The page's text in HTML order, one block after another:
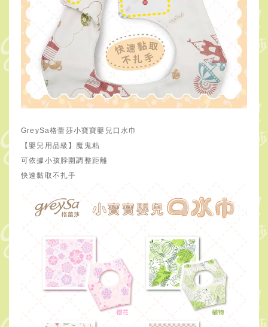
GreySa格蕾莎小寶寶嬰兒口水巾
【嬰兒用品級】魔鬼粘
可依據小孩脖圍調整距離
快速黏取不扎手